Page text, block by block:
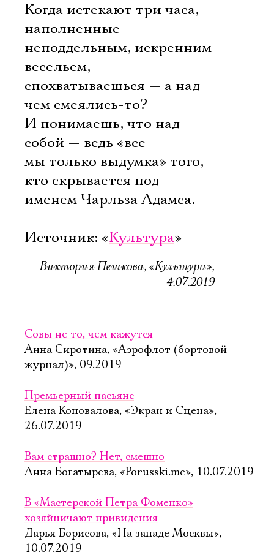
Когда истекают три часа,
наполненные
неподдельным, искренним
весельем,
спохватываешься — а над
чем смеялись-то?
И понимаешь, что над
собой — ведь «все
мы только выдумка» того,
кто скрывается под
именем Чарльза Адамса.
Источник: «Культура»
Виктория Пешкова, «Культура»,
4.07.2019
Совы не то, чем кажутся
Анна Сиротина, «Аэрофлот (бортовой
журнал)», 09.2019
Премьерный пасьянс
Елена Коновалова, «Экран и Сцена»,
26.07.2019
Вам страшно? Нет, смешно
Анна Богатырева, «Porusski.me», 10.07.2019
В «Мастерской Петра Фоменко»
хозяйничают привидения
Дарья Борисова, «На западе Москвы»,
10.07.2019